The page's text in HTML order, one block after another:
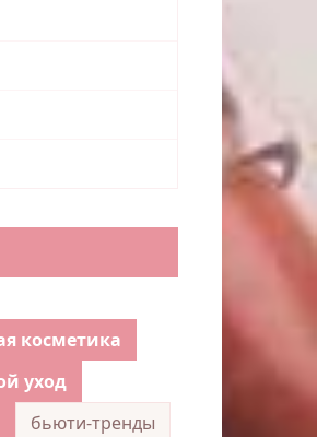
косметика
уход
бьюти-тренды